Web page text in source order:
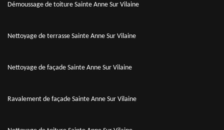
Démoussage de toiture Sainte Anne Sur Vilaine
Nettoyage de terrasse Sainte Anne Sur Vilaine
Nettoyage de façade Sainte Anne Sur Vilaine
Ravalement de façade Sainte Anne Sur Vilaine